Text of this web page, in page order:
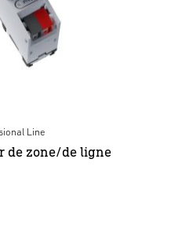
Line
de zone/de ligne